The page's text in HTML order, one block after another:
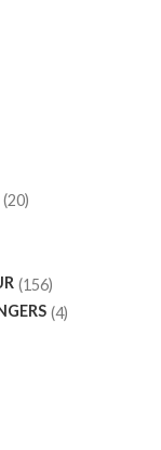
20
156
4